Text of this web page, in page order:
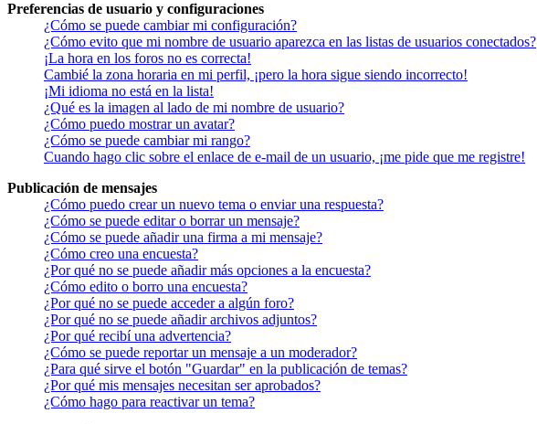
Preferencias de usuario y configuraciones
¿Cómo se puede cambiar mi configuración?
¿Cómo evito que mi nombre de usuario aparezca en las listas de usuarios conectados?
¡La hora en los foros no es correcta!
Cambié la zona horaria en mi perfil, ¡pero la hora sigue siendo incorrecto!
¡Mi idioma no está en la lista!
¿Qué es la imagen al lado de mi nombre de usuario?
¿Cómo puedo mostrar un avatar?
¿Cómo se puede cambiar mi rango?
Cuando hago clic sobre el enlace de e-mail de un usuario, ¡me pide que me registre!
Publicación de mensajes
¿Cómo puedo crear un nuevo tema o enviar una respuesta?
¿Cómo se puede editar o borrar un mensaje?
¿Cómo se puede añadir una firma a mi mensaje?
¿Cómo creo una encuesta?
¿Por qué no se puede añadir más opciones a la encuesta?
¿Cómo edito o borro una encuesta?
¿Por qué no se puede acceder a algún foro?
¿Por qué no se puede añadir archivos adjuntos?
¿Por qué recibí una advertencia?
¿Cómo se puede reportar un mensaje a un moderador?
¿Para qué sirve el botón "Guardar" en la publicación de temas?
¿Por qué mis mensajes necesitan ser aprobados?
¿Cómo hago para reactivar un tema?